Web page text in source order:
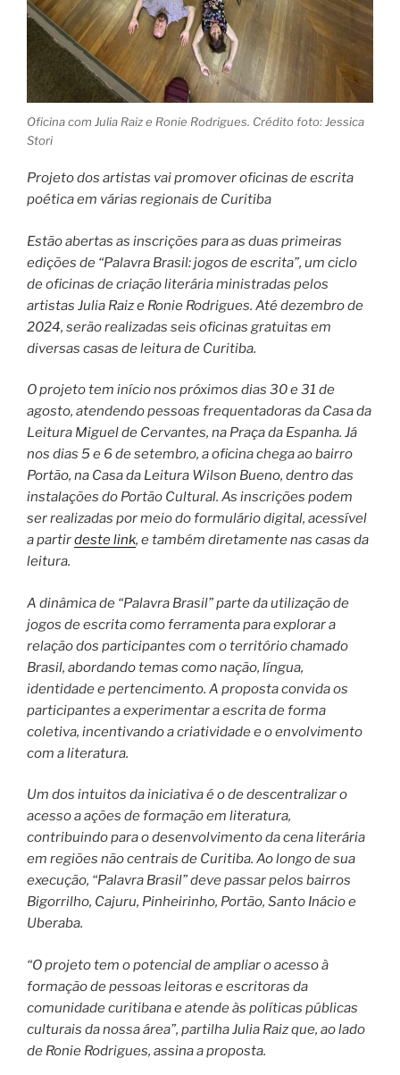
Oficina com Julia Raiz e Ronie Rodrigues. Crédito foto: Jessica
Stori
Projeto dos artistas vai promover oficinas de escrita
poética em várias regionais de Curitiba
Estão abertas as inscrições para as duas primeiras
edições de “Palavra Brasil: jogos de escrita”, um ciclo
de oficinas de criação literária ministradas pelos
artistas Julia Raiz e Ronie Rodrigues. Até dezembro de
2024, serão realizadas seis oficinas gratuitas em
diversas casas de leitura de Curitiba.
O projeto tem início nos próximos dias 30 e 31 de
agosto, atendendo pessoas frequentadoras da Casa da
Leitura Miguel de Cervantes, na Praça da Espanha. Já
nos dias 5 e 6 de setembro, a oficina chega ao bairro
Portão, na Casa da Leitura Wilson Bueno, dentro das
instalações do Portão Cultural. As inscrições podem
ser realizadas por meio do formulário digital, acessível
a partirdeste link, e também diretamente nas casas da
leitura.
A dinâmica de “Palavra Brasil” parte da utilização de
jogos de escrita como ferramenta para explorar a
relação dos participantes com o território chamado
Brasil, abordando temas como nação, língua,
identidade e pertencimento. A proposta convida os
participantes a experimentar a escrita de forma
coletiva, incentivando a criatividade e o envolvimento
com a literatura.
Um dos intuitos da iniciativa é o de descentralizar o
acesso a ações de formação em literatura,
contribuindo para o desenvolvimento da cena literária
em regiões não centrais de Curitiba. Ao longo de sua
execução, “Palavra Brasil” deve passar pelos bairros
Bigorrilho, Cajuru, Pinheirinho, Portão, Santo Inácio e
Uberaba.
“O projeto tem o potencial de ampliar o acesso à
formação de pessoas leitoras e escritoras da
comunidade curitibana e atende às políticas públicas
culturais da nossa área”, partilha Julia Raiz que, ao lado
de Ronie Rodrigues, assina a proposta.